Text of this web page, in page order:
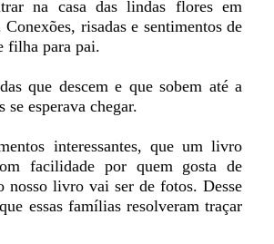
na casa das lindas flores em
risadas e sentimentos de
filha para pai.
que descem e que sobem até a
se esperava chegar.
interessantes, que um livro
facilidade por quem gosta de
nosso livro vai ser de fotos. Desse
essas famílias resolveram traçar